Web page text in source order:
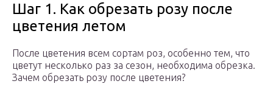
Шаг 1. Как обрезать розу после
цветения летом
После цветения всем сортам роз, особенно тем, что
цветут несколько раз за сезон, необходима обрезка.
Зачем обрезать розу после цветения?